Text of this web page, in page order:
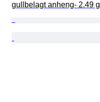
gullbelagt anheng- 2.49 g